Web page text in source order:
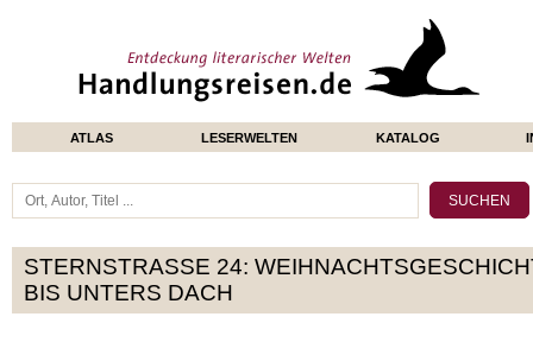
ATLAS LESERWELTEN KATALOG
STERNSTRASSE 24:
IS UNTERS DACH